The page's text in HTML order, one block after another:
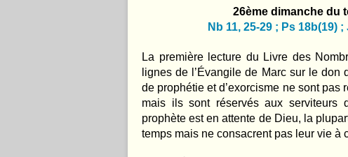
26ème dimanche du
Nb 11, 25-29 ; Ps 18b(19)
La première lecture du Livre des
lignes de l’Évangile de Marc sur le don
de prophétie et d’exorcisme ne sont
mais ils sont réservés aux
prophète est en attente de Dieu, la
temps mais ne consacrent pas leur vie à